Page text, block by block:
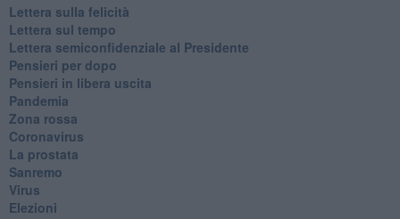
​Lettera sulla felicità
​Lettera sul tempo
Lettera semiconfidenziale al Presidente
Pensieri per dopo
​Pensieri in libera uscita
Pandemia
Zona rossa
Coronavirus
La prostata
Sanremo
Virus
Elezioni